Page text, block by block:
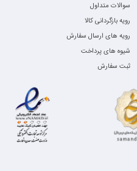
سوالات متداول
رویه بازگردانی کالا
رویه های ارسال سفارش
شیوه های پرداخت
ثبت سفارش